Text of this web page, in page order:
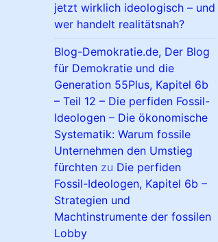
jetzt wirklich ideologisch – und
wer handelt realitätsnah?
Blog-Demokratie.de, Der Blog
für Demokratie und die
Generation 55Plus, Kapitel 6b
– Teil 12 – Die perfiden Fossil-
Ideologen – Die ökonomische
Systematik: Warum fossile
Unternehmen den Umstieg
fürchten zu Die perfiden
Fossil-Ideologen, Kapitel 6b –
Strategien und
Machtinstrumente der fossilen
Lobby